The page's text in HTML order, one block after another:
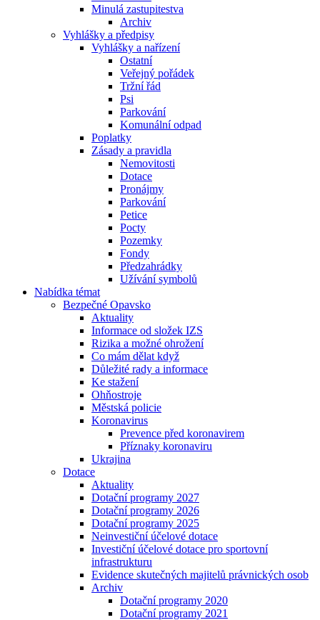
Minulá zastupitestva
Archiv
Vyhlášky a předpisy
Vyhlášky a nařízení
Ostatní
Veřejný pořádek
Tržní řád
Psi
Parkování
Komunální odpad
Poplatky
Zásady a pravidla
Nemovitosti
Dotace
Pronájmy
Parkování
Petice
Pocty
Pozemky
Fondy
Předzahrádky
Užívání symbolů
Nabídka témat
Bezpečné Opavsko
Aktuality
Informace od složek IZS
Rizika a možné ohrožení
Co mám dělat když
Důležité rady a informace
Ke stažení
Ohňostroje
Městská policie
Koronavirus
Prevence před koronavirem
Příznaky koronaviru
Ukrajina
Dotace
Aktuality
Dotační programy 2027
Dotační programy 2026
Dotační programy 2025
Neinvestiční účelové dotace
Investiční účelové dotace pro sportovní
infrastrukturu
Evidence skutečných majitelů právnických osob
Archiv
Dotační programy 2020
Dotační programy 2021